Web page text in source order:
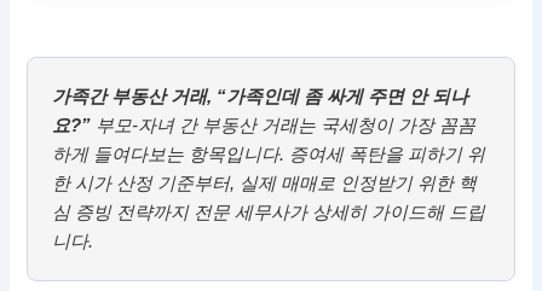
가족간 부동산 거래, “가족인데 좀 싸게 주면 안 되나
요?” 부모-자녀 간 부동산 거래는 국세청이 가장 꼼꼼
하게 들여다보는 항목입니다. 증여세 폭탄을 피하기 위
한 시가 산정 기준부터, 실제 매매로 인정받기 위한 핵
심 증빙 전략까지 전문 세무사가 상세히 가이드해 드립
니다.